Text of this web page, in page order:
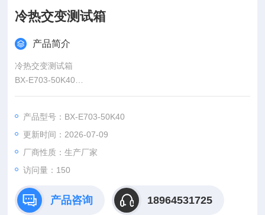
冷热交变测试箱
产品简介
冷热交变测试箱
BX-E703-50K40
是金属、塑料、橡胶、电子等材料行业的测试设备，以待测物品
响。一般用于电子产品、汽车零件及高科技产品等；需要苛刻的
环境条件测试及高信耐性需求的检验。全部功能采用计算机控
制，
产品型号：BX-E703-50K40
更新时间：2026-07-09
厂商性质：生产厂家
访问量：150
产品咨询 18964531725